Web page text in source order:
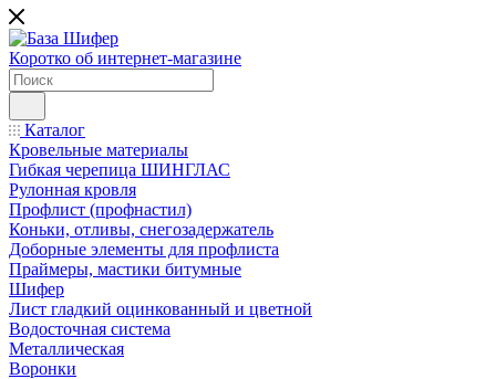
Коротко об интернет-магазине
Каталог
Кровельные материалы
Гибкая черепица ШИНГЛАС
Рулонная кровля
Профлист (профнастил)
Коньки, отливы, снегозадержатель
Доборные элементы для профлиста
Праймеры, мастики битумные
Шифер
Лист гладкий оцинкованный и цветной
Водосточная система
Металлическая
Воронки